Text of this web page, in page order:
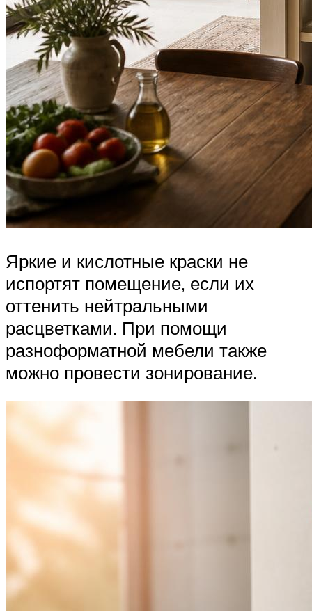
Яркие и кислотные краски не
испортят помещение, если их
оттенить нейтральными
расцветками. При помощи
разноформатной мебели также
можно провести зонирование.